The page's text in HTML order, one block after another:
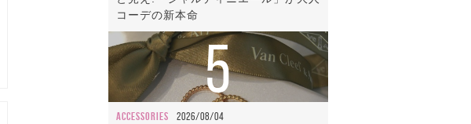
コーデの新本命
5
ACCESSORIES 2026/08/04